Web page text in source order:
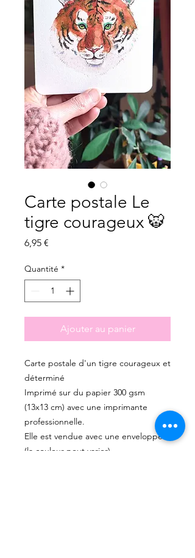
Carte postale Le
tigre courageux 🐯
6,95 €
Quantité *
Ajouter au panier
Carte postale d'un tigre courageux et
déterminé
Imprimé sur du papier 300 gsm
(13x13 cm) avec une imprimante
professionnelle.
Elle est vendue avec une enveloppe
(la couleur peut varier)